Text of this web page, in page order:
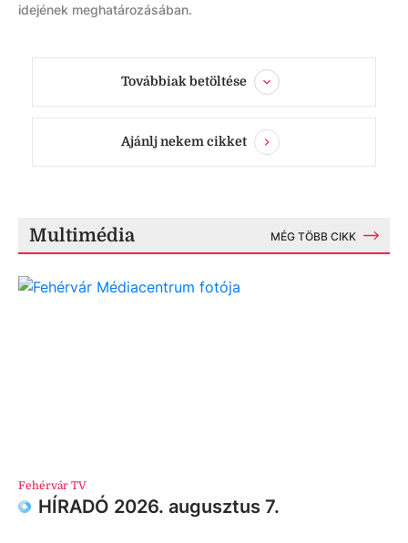
idejének meghatározásában.
Továbbiak betöltése
Ajánlj nekem cikket
Multimédia MÉG TÖBB CIKK
Fehérvár TV
HÍRADÓ 2026. augusztus 7.